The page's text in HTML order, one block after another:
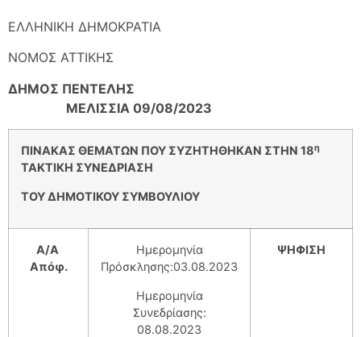
ΕΛΛΗΝΙΚΗ ΔΗΜΟΚΡΑΤΙΑ
ΝΟΜOΣ ΑΤΤΙΚΗΣ
ΔΗΜΟΣ ΠΕΝΤΕΛΗΣ
ΜΕΛΙΣΣΙΑ 09/08/2023
ΠΙΝΑΚΑΣ ΘΕΜΑΤΩΝ ΠΟΥ ΣΥΖΗΤΗΘΗΚΑΝ ΣΤΗΝ 18η
ΤΑΚΤΙΚΗ ΣΥΝΕΔΡΙΑΣΗ
ΤΟΥ ΔΗΜΟΤΙΚΟΥ ΣΥΜΒΟΥΛΙΟΥ
Α/A
Απόφ.
Ημερομηνία
Πρόσκλησης:03.08.2023
Ημερομηνία
Συνεδρίασης:
08.08.2023
ΨΗΦΙΣΗ